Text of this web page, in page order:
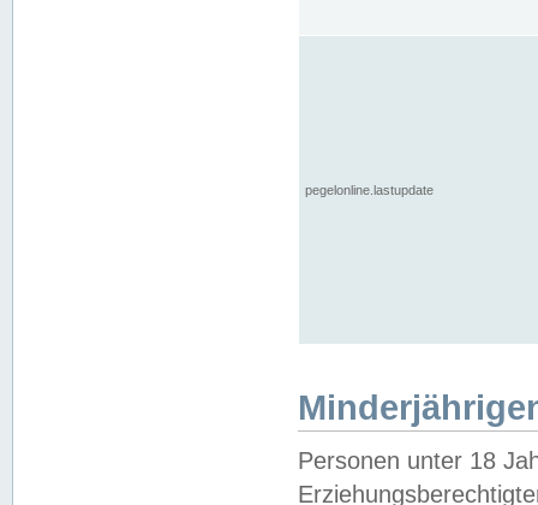
pegelonline.lastupdate
Personen unter 18